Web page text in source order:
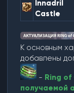
Innadril
Castle
К основным
добавлены
- Ring of
получаемой